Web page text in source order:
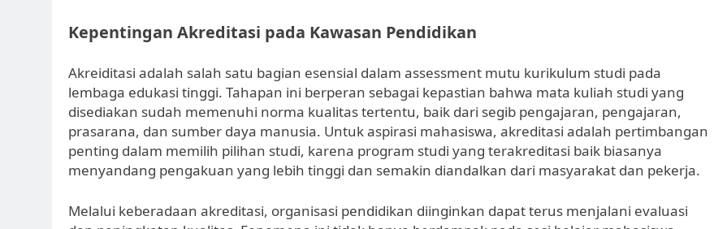
Kepentingan Akreditasi pada Kawasan Pendidikan
Akreiditasi adalah salah satu bagian esensial dalam assessment mutu kurikulum studi pada
lembaga edukasi tinggi. Tahapan ini berperan sebagai kepastian bahwa mata kuliah studi yang
disediakan sudah memenuhi norma kualitas tertentu, baik dari segib pengajaran, pengajaran,
prasarana, dan sumber daya manusia. Untuk aspirasi mahasiswa, akreditasi adalah pertimbangan
penting dalam memilih pilihan studi, karena program studi yang terakreditasi baik biasanya
menyandang pengakuan yang lebih tinggi dan semakin diandalkan dari masyarakat dan pekerja.
Melalui keberadaan akreditasi, organisasi pendidikan diinginkan dapat terus menjalani evaluasi